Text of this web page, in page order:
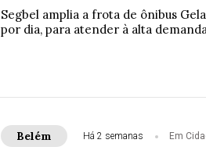
Segbel amplia a frota de ônibus
por dia, para atender à alta
Belém Há 2 semanas Em